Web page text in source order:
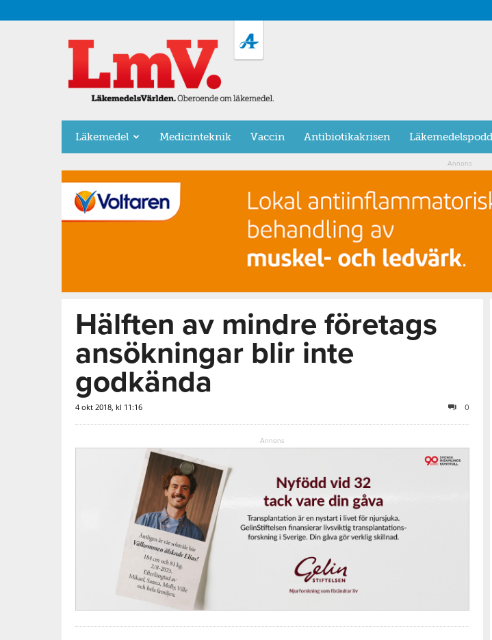
LäkemedelsVärlden
Läkemedel Medicinteknik Vaccin Antibiotikakrisen
Annons
Hälften av mindre företags
ansökningar blir inte
godkända
4 okt 2018, kl 11:16 0
Annons